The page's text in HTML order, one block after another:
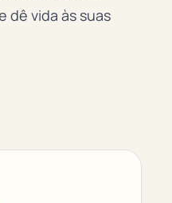
dê vida às suas